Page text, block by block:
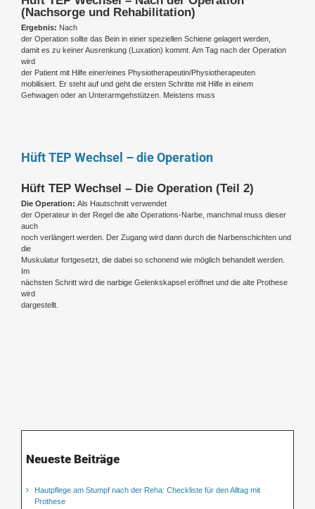
(Nachsorge und Rehabilitation)
Ergebnis: Nach
der Operation sollte das Bein in einer speziellen Schiene gelagert werden,
damit es zu keiner Ausrenkung (Luxation) kommt. Am Tag nach der Operation
wird
der Patient mit Hilfe einer/eines Physiotherapeutin/Physiotherapeuten
mobilisiert. Er steht auf und geht die ersten Schritte mit Hilfe in einem
Gehwagen oder an Unterarmgehstützen. Meistens muss
Hüft TEP Wechsel – die Operation
Hüft TEP Wechsel – Die Operation (Teil 2)
Die Operation: Als Hautschnitt verwendet
der Operateur in der Regel die alte Operations-Narbe, manchmal muss dieser
auch
noch verlängert werden. Der Zugang wird dann durch die Narbenschichten und
die
Muskulatur fortgesetzt, die dabei so schonend wie möglich behandelt werden.
Im
nächsten Schritt wird die narbige Gelenkskapsel eröffnet und die alte Prothese
wird
dargestellt.
Neueste Beiträge
Hautpflege am Stumpf nach der Reha: Checkliste für den Alltag mit
Prothese